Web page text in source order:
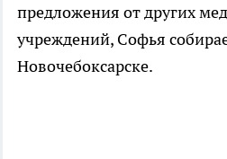
предложения от других
учреждений, Софья
Новочебоксарске.